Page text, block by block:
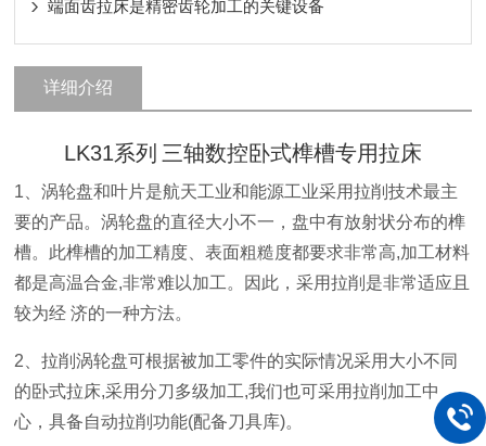
端面齿拉床是精密齿轮加工的关键设备
详细介绍
LK31系列 三轴数控卧式榫槽专用拉床
1 、涡轮盘和叶片是航天工业和能源工业采用拉削技术最主
要的产品。涡轮盘的直径大小不一，盘中有放射状分布的榫
槽。此榫槽的加工精度、表面粗糙度都要求非常高,加工材料
都是高温合金,非常难以加工。因此，采用拉削是非常适应且
较为经 济的一种方法。
2 、拉削涡轮盘可根据被加工零件的实际情况采用大小不同
的卧式拉床,采用分刀多级加工,我们也可采用拉削加工中
心，具备自动拉削功能(配备刀具库)。